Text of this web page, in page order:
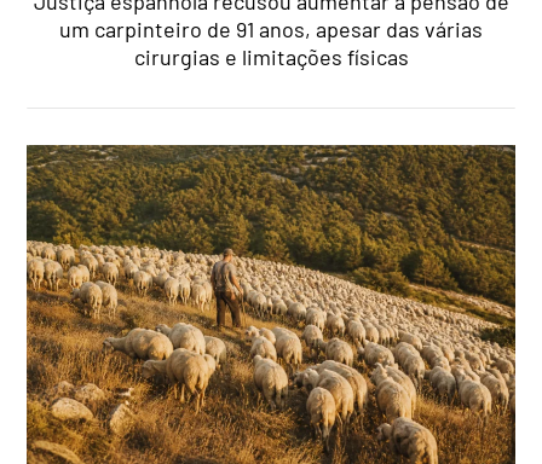
um carpinteiro de 91 anos, apesar das várias
cirurgias e limitações físicas